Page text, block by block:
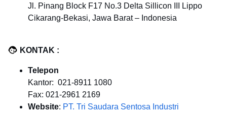
Jl. Pinang Block F17 No.3 Delta Sillicon III Lippo
Cikarang-Bekasi, Jawa Barat – Indonesia
KONTAK :
Telepon
Kantor: 021-8911 1080
Fax: 021-2961 2169
Website: PT. Tri Saudara Sentosa Industri